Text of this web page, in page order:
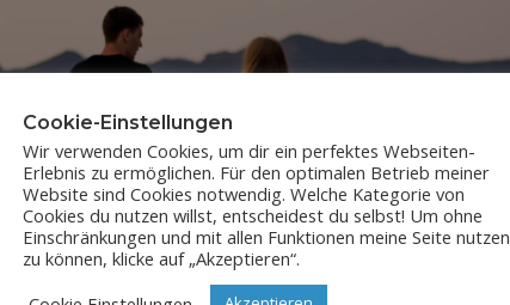
Cookie-Einstellungen
Wir verwenden Cookies, um dir ein perfektes Webseiten-
Erlebnis zu ermöglichen. Für den optimalen Betrieb meiner
Website sind Cookies notwendig. Welche Kategorie von
Cookies du nutzen willst, entscheidest du selbst! Um ohne
Einschränkungen und mit allen Funktionen meine Seite nutzen
zu können, klicke auf „Akzeptieren“.